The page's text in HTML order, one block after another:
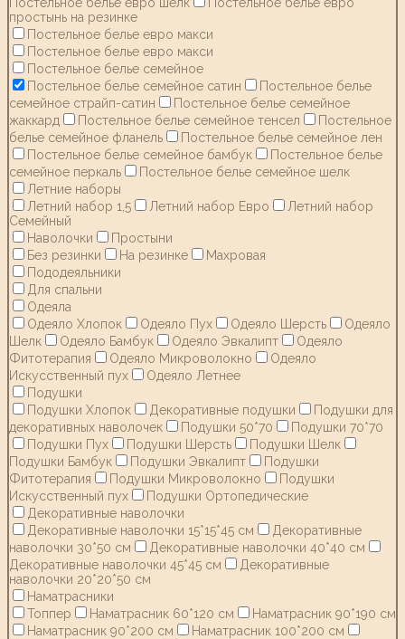
простынь на резинке
Постельное белье евро макси
Постельное белье евро макси
Постельное белье семейное
Постельное белье семейное сатин
Постельное белье
семейное страйп-сатин
Постельное белье семейное
жаккард
Постельное белье семейное тенсел
Постельное
белье семейное фланель
Постельное белье семейное лен
Постельное белье семейное бамбук
Постельное белье
семейное перкаль
Постельное белье семейное шелк
Летние наборы
Летний набор 1,5
Летний набор Евро
Летний набор
Семейный
Наволочки
Простыни
Без резинки
На резинке
Махровая
Пододеяльники
Для спальни
Одеяла
Одеяло Хлопок
Одеяло Пух Одеяло Шерсть
Одеяло
Шелк
Одеяло Бамбук Одеяло Эвкалипт
Одеяло
Фитотерапия
Одеяло Микроволокно
Одеяло
Искусственный пух
Одеяло Летнее
Подушки
Подушки Хлопок
Декоративные подушки
Подушки для
декоративных наволочек
Подушки 50*70
Подушки 70*70
Подушки Пух
Подушки Шерсть
Подушки Шелк
Подушки Бамбук
Подушки Эвкалипт
Подушки
Фитотерапия
Подушки Микроволокно
Подушки
Искусственный пух
Подушки Ортопедические
Декоративные наволочки
Декоративные наволочки 15*15*45 см
Декоративные
наволочки 30*50 см
Декоративные наволочки 40*40 см
Декоративные наволочки 45*45 см
Декоративные
наволочки 20*20*50 см
Наматрасники
Топпер
Наматрасник 60*120 см
Наматрасник 90*190 см
Наматрасник 90*200 см
Наматрасник 100*200 см